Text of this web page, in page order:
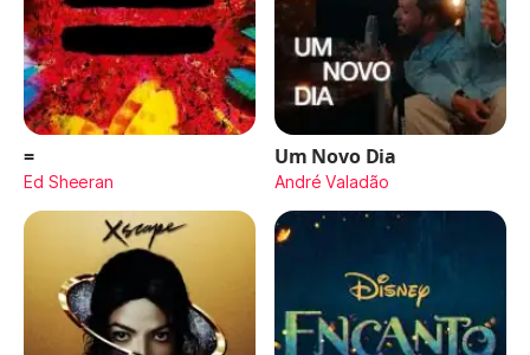
=
Ed Sheeran
Um Novo Dia
André Valadão